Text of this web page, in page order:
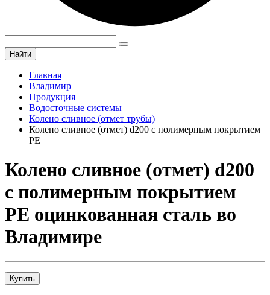
Найти
Главная
Владимир
Продукция
Водосточные системы
Колено сливное (отмет трубы)
Колено сливное (отмет) d200 с полимерным покрытием
PE
Колено сливное (отмет) d200
с полимерным покрытием
PE оцинкованная сталь во
Владимире
Купить